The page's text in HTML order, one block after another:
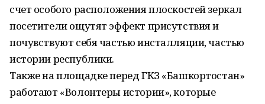
счет особого расположения плоскостей зеркал
посетители ощутят эффект присутствия и
почувствуют себя частью инсталляции, частью
истории республики.
Также на площадке перед ГКЗ «Башкортостан»
работают «Волонтеры истории», которые